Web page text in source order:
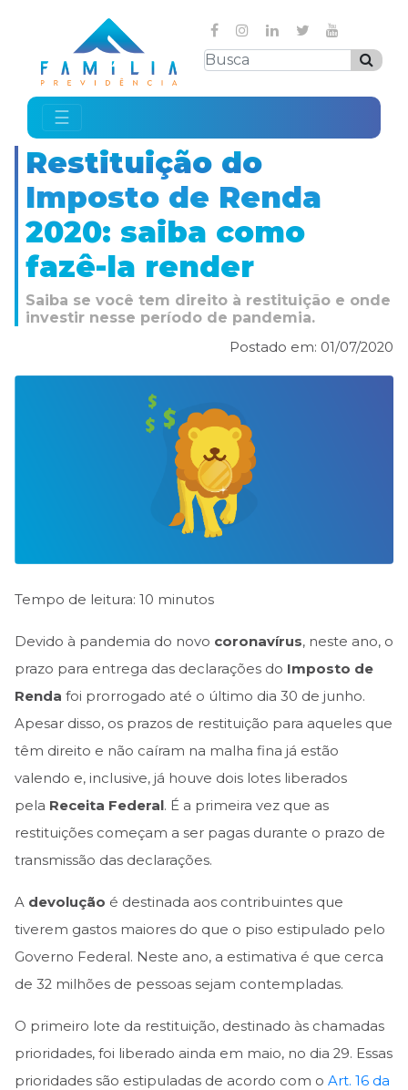
☰
Restituição do
Imposto de Renda
2020: saiba como
fazê-la render
Saiba se você tem direito à restituição e onde
investir nesse período de pandemia.
Postado em: 01/07/2020
Tempo de leitura: 10 minutos
Devido à pandemia do novo coronavírus, neste ano, o
prazo para entrega das declarações do Imposto de
Renda foi prorrogado até o último dia 30 de junho.
Apesar disso, os prazos de restituição para aqueles que
têm direito e não caíram na malha fina já estão
valendo e, inclusive, já houve dois lotes liberados
pela Receita Federal. É a primeira vez que as
restituições começam a ser pagas durante o prazo de
transmissão das declarações.
A devolução é destinada aos contribuintes que
tiverem gastos maiores do que o piso estipulado pelo
Governo Federal. Neste ano, a estimativa é que cerca
de 32 milhões de pessoas sejam contempladas.
O primeiro lote da restituição, destinado às chamadas
prioridades, foi liberado ainda em maio, no dia 29. Essas
prioridades são estipuladas de acordo com o Art. 16 da